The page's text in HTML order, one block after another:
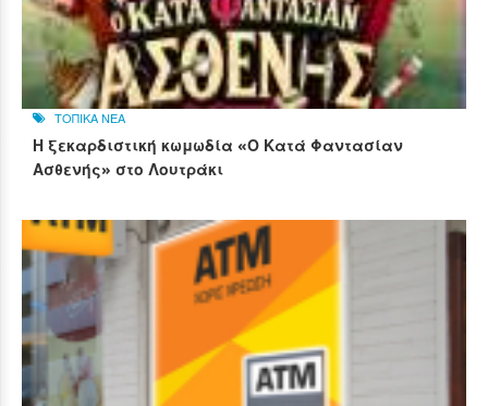
ΤΟΠΙΚΑ ΝΕΑ
Η ξεκαρδιστική κωμωδία «Ο Κατά Φαντασίαν
Ασθενής» στο Λουτράκι